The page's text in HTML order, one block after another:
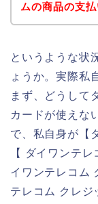
ムの商品の支
というような状
ょうか。実際私
まず、どうして
カードが使えな
で、私自身が【
【 ダイワンテ
イワンテレコム
テレコム クレ